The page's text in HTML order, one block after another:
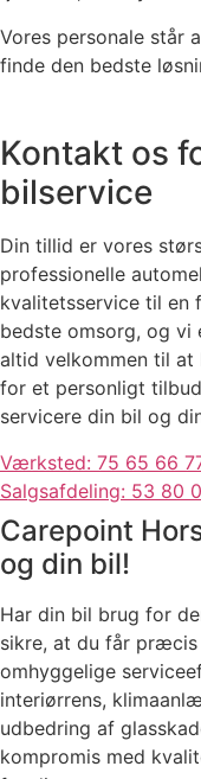
Vores personale står
finde den bedste
Kontakt os
bilservice
Din tillid er vores
professionelle
kvalitetsservice til en
bedste omsorg, og vi
altid velkommen til
for et personligt
servicere din bil og
Værksted: 75 65 66
Salgsafdeling: 53 80
Carepoint
og din bil!
Har din bil brug for
sikre, at du får
omhyggelige
interiørrens,
udbedring af
kompromis med